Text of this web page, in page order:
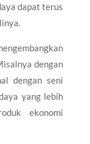
dapat terus
dengan
dengan seni
yang lebih
ekonomi